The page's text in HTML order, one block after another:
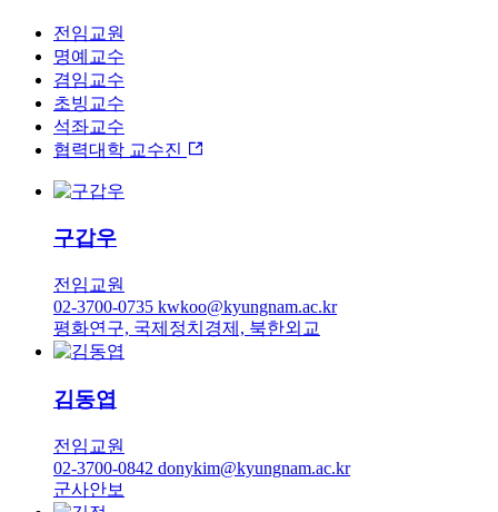
전임교원
명예교수
겸임교수
초빙교수
석좌교수
협력대학 교수진
구갑우
전임교원
02-3700-0735 kwkoo@kyungnam.ac.kr
평화연구, 국제정치경제, 북한외교
김동엽
전임교원
02-3700-0842 donykim@kyungnam.ac.kr
군사안보